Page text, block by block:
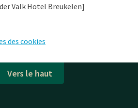
Valk Hotel Breukelen]
des cookies
Vers le haut